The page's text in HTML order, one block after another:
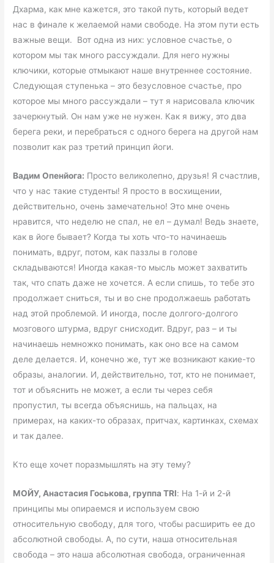
Дхарма, как мне кажется, это такой путь, который ведет
нас в финале к желаемой нами свободе. На этом пути есть
важные вещи. Вот одна из них: условное счастье, о
котором мы так много рассуждали. Для него нужны
ключики, которые отмыкают наше внутреннее состояние.
Следующая ступенька – это безусловное счастье, про
которое мы много рассуждали – тут я нарисовала ключик
зачеркнутый. Он нам уже не нужен. Как я вижу, это два
берега реки, и перебраться с одного берега на другой нам
позволит как раз третий принцип йоги.
Вадим Опенйога: Просто великолепно, друзья! Я счастлив,
что у нас такие студенты! Я просто в восхищении,
действительно, очень замечательно! Это мне очень
нравится, что неделю не спал, не ел – думал! Ведь знаете,
как в йоге бывает? Когда ты хоть что-то начинаешь
понимать, вдруг, потом, как паззлы в голове
складываются! Иногда какая-то мысль может захватить
так, что спать даже не хочется. А если спишь, то тебе это
продолжает сниться, ты и во сне продолжаешь работать
над этой проблемой. И иногда, после долгого-долгого
мозгового штурма, вдруг снисходит. Вдруг, раз – и ты
начинаешь немножко понимать, как оно все на самом
деле делается. И, конечно же, тут же возникают какие-то
образы, аналогии. И, действительно, тот, кто не понимает,
тот и объяснить не может, а если ты через себя
пропустил, ты всегда объяснишь, на пальцах, на
примерах, на каких-то образах, притчах, картинках, схемах
и так далее.
Кто еще хочет поразмышлять на эту тему?
МОЙУ, Анастасия Госькова, группаTRI: На 1-й и 2-й
принципы мы опираемся и используем свою
относительную свободу, для того, чтобы расширить ее до
абсолютной свободы. А, по сути, наша относительная
свобода – это наша абсолютная свобода, ограниченная